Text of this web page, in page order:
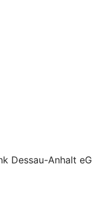
Dessau-Anhalt